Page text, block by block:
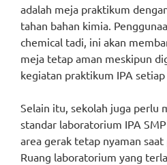
adalah meja praktikum
tahan bahan kimia.
chemical tadi, ini akan
meja tetap aman meskipun
kegiatan praktikum IPA setiap
Selain itu, sekolah juga perlu
standar laboratorium IPA
area gerak tetap nyaman
Ruang laboratorium yang